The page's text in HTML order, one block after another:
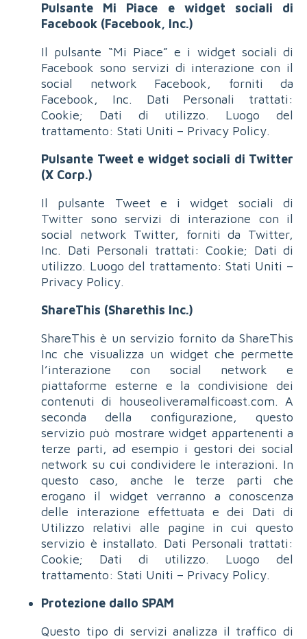
Pulsante Mi Piace e widget sociali di
Facebook (Facebook, Inc.)
Il pulsante “Mi Piace” e i widget sociali di
Facebook sono servizi di interazione con il
social network Facebook, forniti da
Facebook, Inc. Dati Personali trattati:
Cookie; Dati di utilizzo. Luogo del
trattamento: Stati Uniti – Privacy Policy.
Pulsante Tweet e widget sociali di Twitter
(X Corp.)
Il pulsante Tweet e i widget sociali di
Twitter sono servizi di interazione con il
social network Twitter, forniti da Twitter,
Inc. Dati Personali trattati: Cookie; Dati di
utilizzo. Luogo del trattamento: Stati Uniti –
Privacy Policy.
ShareThis (Sharethis Inc.)
ShareThis è un servizio fornito da ShareThis
Inc che visualizza un widget che permette
l’interazione con social network e
piattaforme esterne e la condivisione dei
contenuti di houseoliveramalficoast.com. A
seconda della configurazione, questo
servizio può mostrare widget appartenenti a
terze parti, ad esempio i gestori dei social
network su cui condividere le interazioni. In
questo caso, anche le terze parti che
erogano il widget verranno a conoscenza
delle interazione effettuata e dei Dati di
Utilizzo relativi alle pagine in cui questo
servizio è installato. Dati Personali trattati:
Cookie; Dati di utilizzo. Luogo del
trattamento: Stati Uniti – Privacy Policy.
Protezione dallo SPAM
Questo tipo di servizi analizza il traffico di